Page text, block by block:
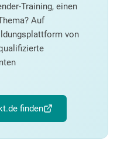
Training, einen
Auf
von
finden